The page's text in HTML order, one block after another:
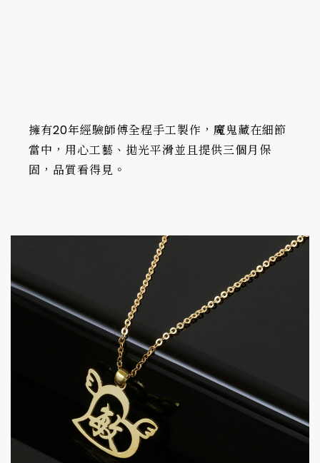
擁有20年經驗師傅全程手工製作，魔鬼藏在細節
當中，用心工藝、拋光平滑並且提供三個月保
固，品質看得見。